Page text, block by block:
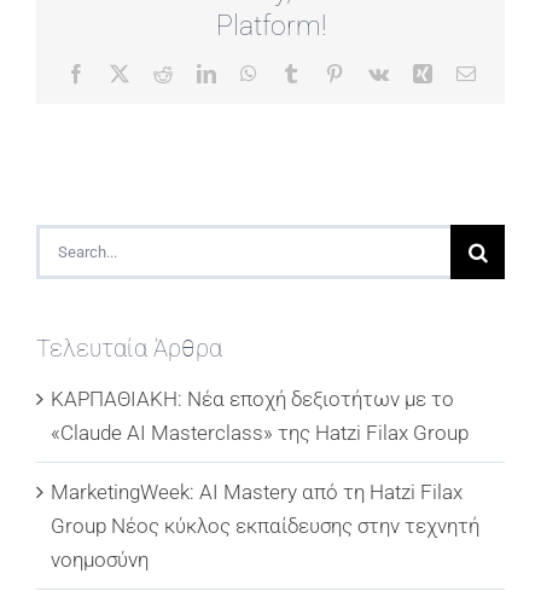
Platform!
Facebook RedditLinkedInWhatsApp
Tumblr Pinterest
Vk Xing Email
Search
for:
Τελευταία Άρθρα
ΚΑΡΠΑΘΙΑΚΗ: Νέα εποχή δεξιοτήτων με το
«Claude AI Masterclass» της Hatzi Filax Group
MarketingWeek: AI Mastery από τη Hatzi Filax
Group Νέος κύκλος εκπαίδευσης στην τεχνητή
νοημοσύνη